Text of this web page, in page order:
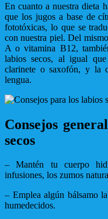
En cuanto a nuestra dieta
que los jugos a base de
fototóxicas, lo que se
con nuestra piel. Del
A o vitamina B12,
labios secos, al igual
clarinete o saxofón, y la
lengua.
Consejos
secos
– Mantén tu cuerpo
infusiones, los zumos
– Emplea algún bálsamo
humedecidos.